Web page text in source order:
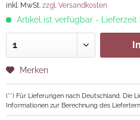
inkl. MwSt. zzgl. Versandkosten
Artikel ist verfügbar - Lieferzeit
Merken
(**) Für Lieferungen nach Deutschland. Die
Informationen zur Berechnung des